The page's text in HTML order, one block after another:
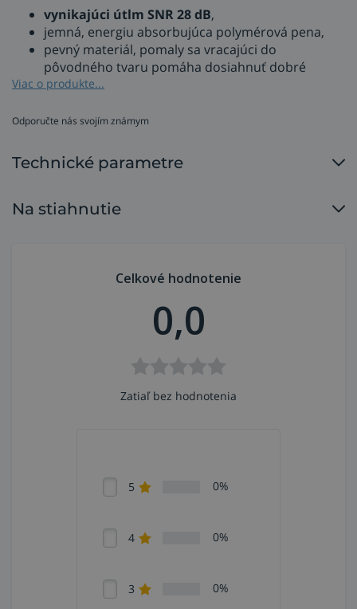
vynikajúci útlm SNR 28 dB,
jemná, energiu absorbujúca polymérová pena,
pevný materiál, pomaly sa vracajúci do
pôvodného tvaru pomáha dosiahnuť dobré
utesnenie,
kanálikov,
ušnom kanáliku, čím sa zvyšuje pohodlie pri
nosení,
pomáha udržať účinné utesnenie,
materiál nepohlcujúci vlhkosť jeideálny pri
kompatibilné so systémom E-A-Rfit™ a s
Viac o produkte...
Odporučte nás svojím známym
Technické parametre
Na stiahnutie
Celkové hodnotenie
0,0
Zatiaľ bez hodnotenia
5 0%
4 0%
3 0%